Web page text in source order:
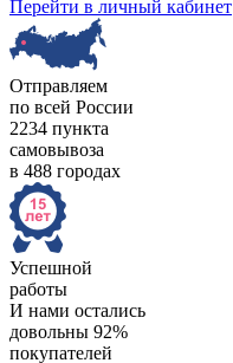
Перейти в личный кабинет
Отправляем
по всей России
2234 пункта
самовывоза
в 488 городах
Успешной
работы
И нами остались
довольны 92%
покупателей